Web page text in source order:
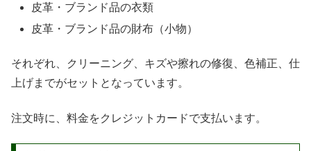
皮革・ブランド品の衣類
皮革・ブランド品の財布（小物）
それぞれ、クリーニング、キズや擦れの修復、色補正、仕
上げまでがセットとなっています。
注文時に、料金をクレジットカードで支払います。